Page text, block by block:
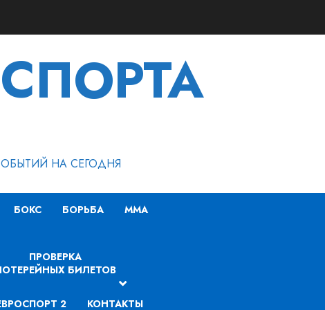
НА СЕГОДНЯ
БОКС БОРЬБА MMA
ПРОВЕРКА
БИЛЕТОВ
2 КОНТАКТЫ